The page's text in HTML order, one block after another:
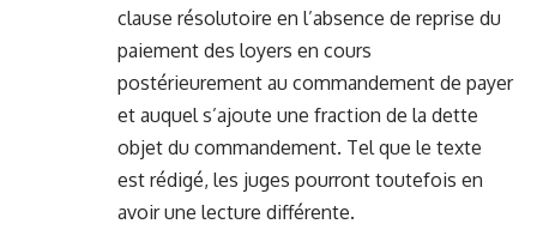
clause résolutoire en l’absence de reprise du
paiement des loyers en cours
postérieurement au commandement de payer
et auquel s’ajoute une fraction de la dette
objet du commandement. Tel que le texte
est rédigé, les juges pourront toutefois en
avoir une lecture différente.